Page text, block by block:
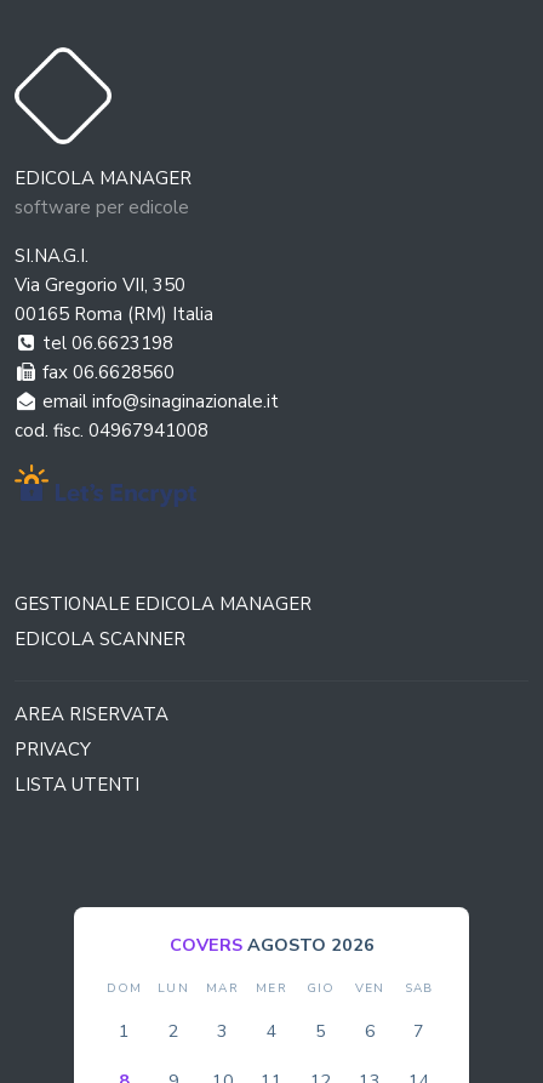
EDICOLA MANAGER
software per edicole
SI.NA.G.I.
Via Gregorio VII, 350
00165 Roma (RM) Italia
tel 06.6623198
fax 06.6628560
email info@sinaginazionale.it
cod. fisc. 04967941008
GESTIONALE EDICOLA MANAGER
EDICOLA SCANNER
AREA RISERVATA
PRIVACY
LISTA UTENTI
COVERS AGOSTO 2026
DOM LUN MAR MER GIO VEN SAB
1 2 3 4 5 6 7